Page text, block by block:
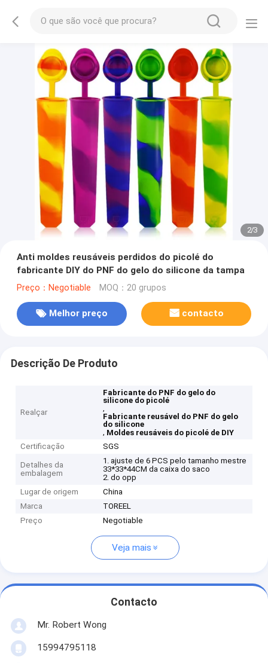
2/3
Anti moldes reusáveis perdidos do picolé do
fabricante DIY do PNF do gelo do silicone da tampa
Preço：Negotiable MOQ：20 grupos
Melhor preço contacto
Descrição De Produto
Realçar
Fabricante do PNF do gelo do
silicone do picolé
,
Fabricante reusável do PNF do gelo
do silicone
, Moldes reusáveis do picolé de DIY
Certificação
SGS
Detalhes da
embalagem
1. ajuste de 6 PCS pelo tamanho mestre
33*33*44CM da caixa do saco
2. do opp
Lugar de origem
China
Marca
TOREEL
Preço
Negotiable
Veja mais
Contacto
Mr. Robert Wong
15994795118